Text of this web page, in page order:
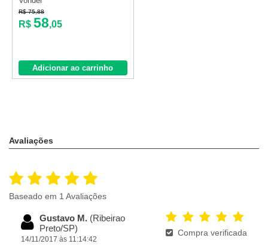
R$ 75,88
R$ 58,05
Adicionar ao carrinho
Avaliações
Baseado em 1 Avaliações
Gustavo M. (Ribeirao
Preto/SP)
14/11/2017 às 11:14:42
Compra verificada